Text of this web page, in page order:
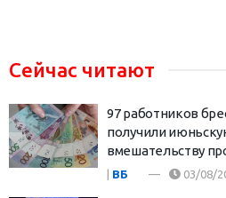
Сейчас читают
97 работников
получили
вмешательству
ВБ 03/08/